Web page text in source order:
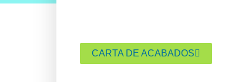
CARTA DE ACABADOS